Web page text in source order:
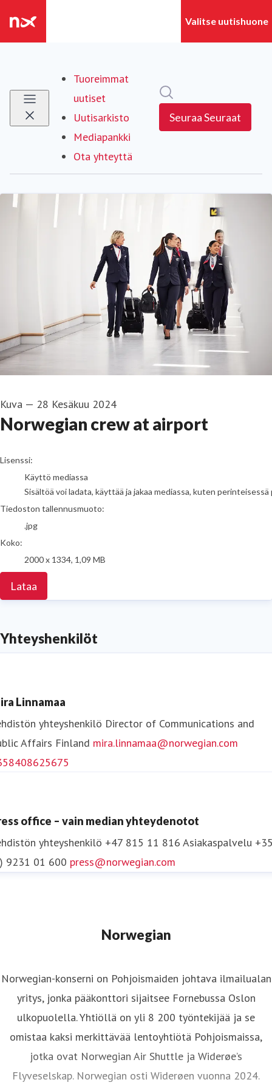
Tuoreimmat
uutiset
Uutisarkisto
Mediapankki
Ota yhteyttä
SeuraaSeuraat
Kuva — 28 Kesäkuu 2024
Norwegian crew at airport
go to media item
Lisenssi:
Käyttö mediassa
Sisältöä voi ladata, käyttää ja jakaa mediassa, kuten
Tiedoston tallennusmuoto:
.jpg
Koko:
2000 x 1334, 1,09 MB
Lataa
Yhteyshenkilöt
Linnamaa
yhteyshenkilö Director of Communications and
Affairs Finland mira.linnamaa@norwegian.com
office – vain median yhteydenotot
yhteyshenkilö +47 815 11 816 Asiakaspalvelu
9231 01 600 press@norwegian.com
Norwegian
Norwegian-konserni on Pohjoismaiden johtava ilmailualan
yritys, jonka pääkonttori sijaitsee Fornebussa Oslon
ulkopuolella. Yhtiöllä on yli 8 200 työntekijää ja se
omistaa kaksi merkittävää lentoyhtiötä Pohjoismaissa,
jotka ovat Norwegian Air Shuttle ja Widerøe’s
Flyveselskap. Norwegian osti Widerøen vuonna 2024.